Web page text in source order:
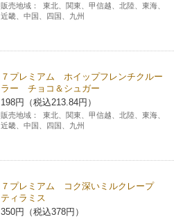
販売地域：
東北、関東、甲信越、北陸、東海、
近畿、中国、四国、九州
７プレミアム ホイップフレンチクルー
ラー チョコ＆シュガー
198円（税込213.84円）
販売地域：
東北、関東、甲信越、北陸、東海、
近畿、中国、四国、九州
７プレミアム コク深いミルクレープ
ティラミス
350円（税込378円）